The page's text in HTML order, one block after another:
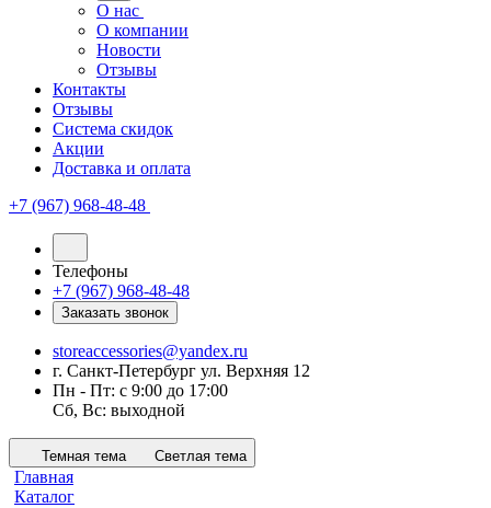
О нас
О компании
Новости
Отзывы
Контакты
Отзывы
Система скидок
Акции
Доставка и оплата
+7 (967) 968-48-48
Телефоны
+7 (967) 968-48-48
Заказать звонок
storeaccessories@yandex.ru
г. Санкт-Петербург ул. Верхняя 12
Пн - Пт: с 9:00 до 17:00
Сб, Вс: выходной
Темная тема Светлая тема
Главная
Каталог